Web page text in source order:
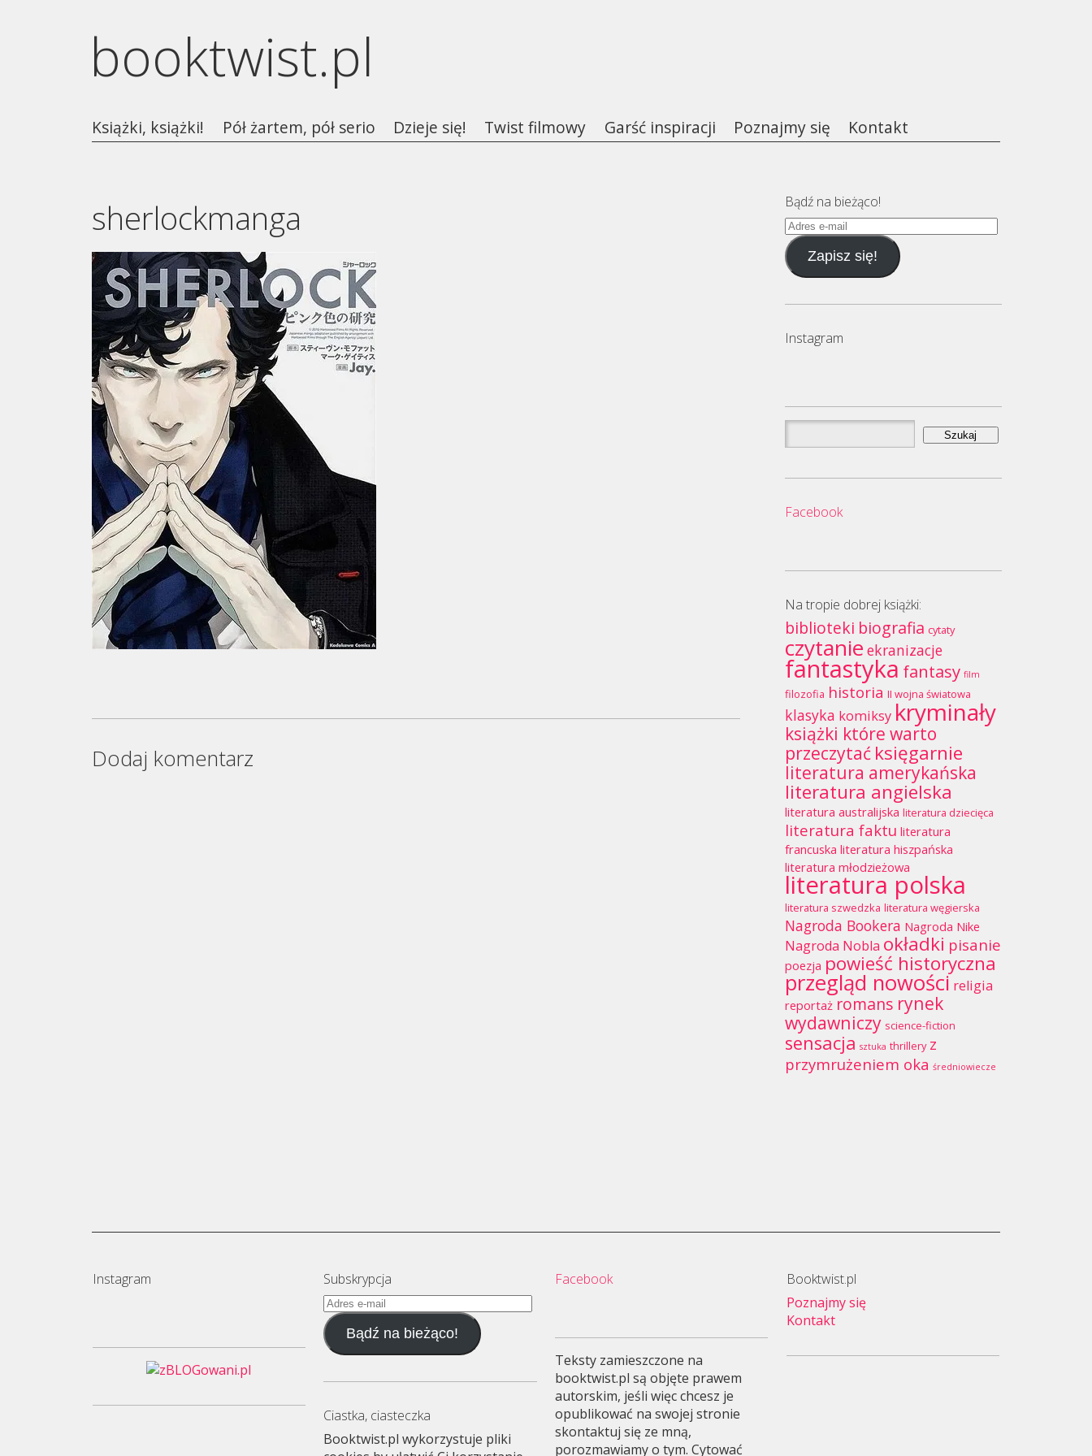
booktwist.pl
Książki, książki! Pół żartem, pół serio Dzieje się! Twist filmowy Garść inspiracji Poznajmy się Kontakt
sherlockmanga
Dodaj komentarz
Bądź na bieżąco!
Adres
e-
mailZapisz się!
Instagram
Szukaj:
Facebook
Na tropie dobrej książki:
biblioteki biografia cytaty
czytanie ekranizacje
fantastyka fantasy film
filozofia historia II wojna światowa
klasyka komiksy kryminały
książki które warto
przeczytać księgarnie
literatura amerykańska
literatura angielska
literatura australijska literatura dziecięca
literatura faktu literatura
francuska literatura hiszpańska
literatura młodzieżowa
literatura polska
literatura szwedzka literatura węgierska
Nagroda Bookera Nagroda Nike
Nagroda Nobla okładki pisanie
poezja powieść historyczna
przegląd nowości religia
reportaż romans rynek
wydawniczy science-fiction
sensacja sztuka thrillery z
przymrużeniem oka średniowiecze
Instagram
Subskrypcja
Adres
e-
mailBądź na bieżąco!
Ciastka, ciasteczka
Booktwist.pl wykorzystuje pliki
Facebook
Teksty zamieszczone na
booktwist.pl są objęte prawem
autorskim, jeśli więc chcesz je
opublikować na swojej stronie
skontaktuj się ze mną,
porozmawiamy o tym. Cytować
Booktwist.pl
Poznajmy się
Kontakt